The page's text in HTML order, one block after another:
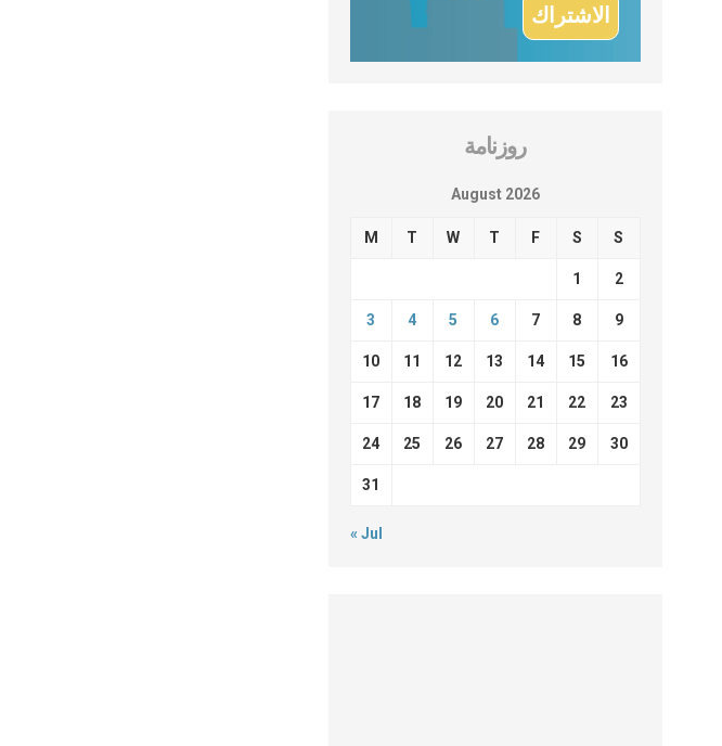
روزنامة
August 2026
M T W T F S S
1 2
3 4 5 6 7 8 9
10 11 12 13 14 15 16
17 18 19 20 21 22 23
24 25 26 27 28 29 30
31
« Jul